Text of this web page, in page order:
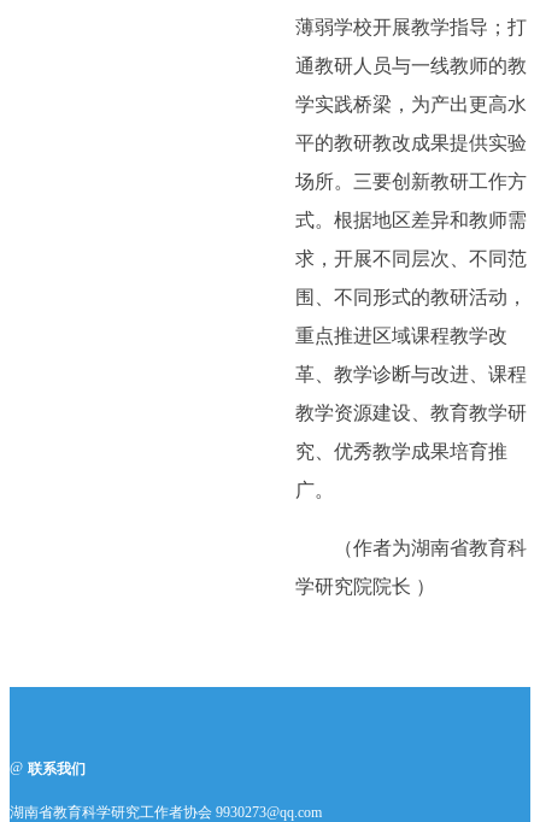
薄弱学校开展教学指导；打
通教研人员与一线教师的教
学实践桥梁，为产出更高水
平的教研教改成果提供实验
场所。三要创新教研工作方
式。根据地区差异和教师需
求，开展不同层次、不同范
围、不同形式的教研活动，
重点推进区域课程教学改
革、教学诊断与改进、课程
教学资源建设、教育教学研
究、优秀教学成果培育推
广。
（作者为湖南省教育科
学研究院院长 ）
联系我们
湖南省教育科学研究工作者协会 9930273@qq.com